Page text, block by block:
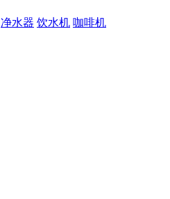
净水器 饮水机 咖啡机